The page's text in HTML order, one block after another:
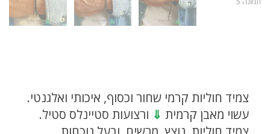
צמיד חוליות קרמי שחור וכסוף, איכותי ואלגנטי.
עשוי מאבן קרמית ⇓ ורצועות סטיינלס סטיל.